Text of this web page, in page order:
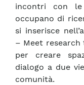
incontri con
occupano di
si inserisce
– Meet research
per creare
dialogo a due
comunità.